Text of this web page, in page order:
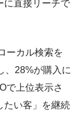
に直接リーチで
ーカル検索を
、28%が購入に
で上位表示さ
たい客」を継続